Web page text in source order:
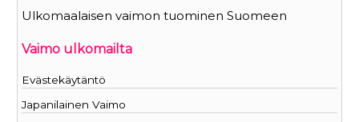
Ulkomaalaisen vaimon tuominen Suomeen
Vaimo ulkomailta
Evästekäytäntö
Japanilainen Vaimo